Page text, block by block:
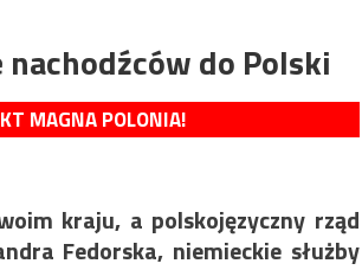
do Polski
MAGNA POLONIA!
kraju, a polskojęzyczny rząd
Fedorska, niemieckie służby